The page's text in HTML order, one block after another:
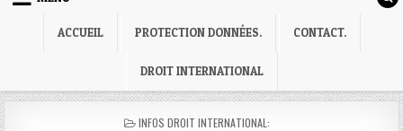
ACCUEIL PROTECTION DONNÉES. CONTACT.
DROIT INTERNATIONAL
POSTED
INFOS DROIT INTERNATIONAL: